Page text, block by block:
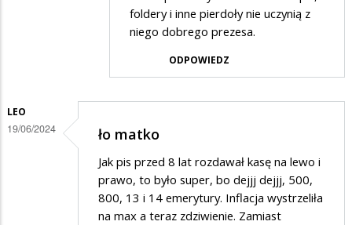
Pracownicy
przepraszają
foldery i inne pierdoły nie uczynią z
niego dobrego prezesa.
ODPOWIEDZ
LEO
19/06/2024 ło matko
Jak pis przed 8 lat rozdawał kasę na lewo i
prawo, to było super, bo dejjj dejjj, 500,
800, 13 i 14 emerytury. Inflacja wystrzeliła
na max a teraz zdziwienie. Zamiast